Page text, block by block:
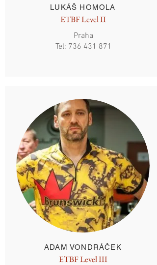
LUKÁŠ HOMOLA
ETBF Level II
Praha
Tel: 736 431 871
ADAM VONDRÁČEK
ETBF Level III